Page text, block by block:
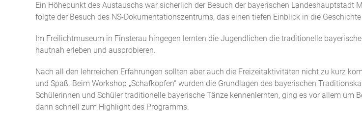
Ein Höhepunkt des Austauschs war sicherlich der Besuch der bayerischen
folgte der Besuch des NS-Dokumentationszentrums, das einen tiefen Einblick in die
Im Freilichtmuseum in Finsterau hingegen lernten die Jugendlichen die traditionelle
hautnah erleben und ausprobieren.
Nach all den lehrreichen Erfahrungen sollten aber auch die Freizeitaktivitäten nicht zu kurz
und Spaß. Beim Workshop „Schafkopfen“ wurden die Grundlagen des bayerischen
Schülerinnen und Schüler traditionelle bayerische Tänze kennenlernten, ging es vor allem
dann schnell zum Highlight des Programms.